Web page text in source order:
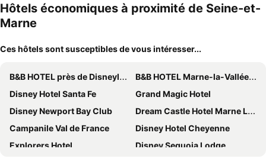
Hôtels économiques à proximité de Seine-et-
Marne
Ces hôtels sont susceptibles de vous intéresser...
B&B HOTEL près de Disneyland® Paris
B&B HOTEL Marne-la-Vallée Val d'Europe
Disney Hotel Santa Fe
Grand Magic Hotel
Disney Newport Bay Club
Dream Castle Hotel Marne La Vallee
Campanile Val de France
Disney Hotel Cheyenne
Explorers Hotel
Disney Sequoia Lodge